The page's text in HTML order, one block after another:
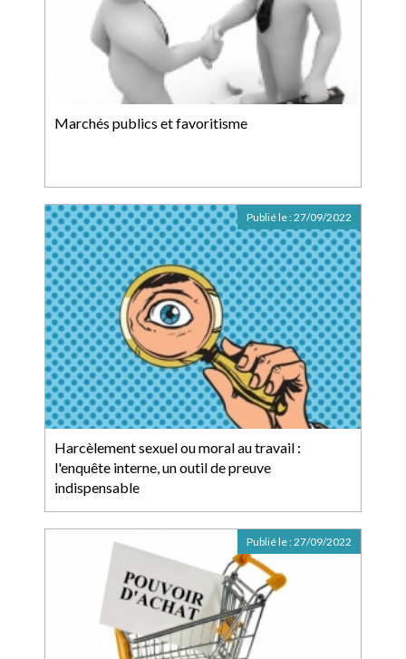
Marchés publics et favoritisme
Harcèlement sexuel ou moral au travail :
l'enquête interne, un outil de preuve
indispensable
Publié le :27/09/2022
Publié le :27/09/2022